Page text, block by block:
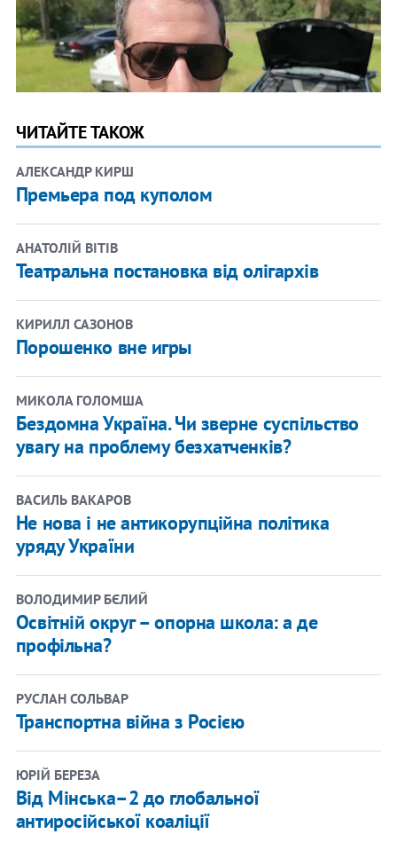
ЧИТАЙТЕ ТАКОЖ
АЛЕКСАНДР КИРШ
Премьера под куполом
АНАТОЛІЙ ВІТІВ
Театральна постановка від олігархів
КИРИЛЛ САЗОНОВ
Порошенко вне игры
МИКОЛА ГОЛОМША
Бездомна Україна. Чи зверне суспільство
увагу на проблему безхатченків?
ВАСИЛЬ ВАКАРОВ
Не нова і не антикорупційна політика
уряду України
ВОЛОДИМИР БЄЛИЙ
Освітній округ – опорна школа: а де
профільна?
РУСЛАН СОЛЬВАР
Транспортна війна з Росією
ЮРІЙ БЕРЕЗА
Від Мінська–2 до глобальної
антиросійської коаліції